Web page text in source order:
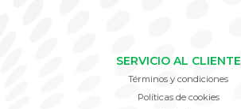
SERVICIO AL CLIENTE
Términos y condiciones
Políticas de cookies